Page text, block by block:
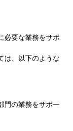
必要な業務をサポ
は、以下のような
門の業務をサポー